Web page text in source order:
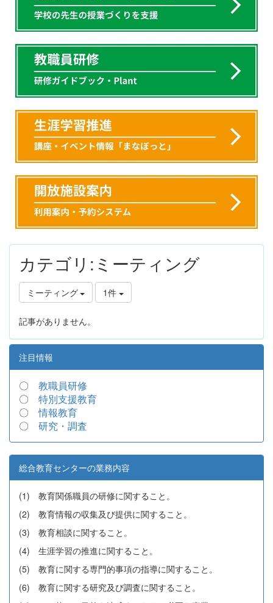
カテゴリ:ミーティング
ミーティング 1件
記事がありません。
注目情報
〇 教職員研修
〇 特別支援教育
〇情報教育
〇 研究・調査
総合教育センターの業務内容
(1) 教育関係職員の研修に関すること。
(2) 教育情報の収集及び提供に関すること。
(3) 教育相談に関すること。
(4) 生涯学習の推進に関すること。
(5) 教育に関する専門的事項の指導に関すること。
(6) 教育に関する研究及び調査に関すること。